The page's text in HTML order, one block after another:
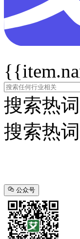
搜索热词
搜索热词
公众号